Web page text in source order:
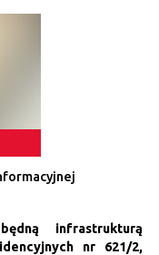
infrastrukturą
nr 621/2,